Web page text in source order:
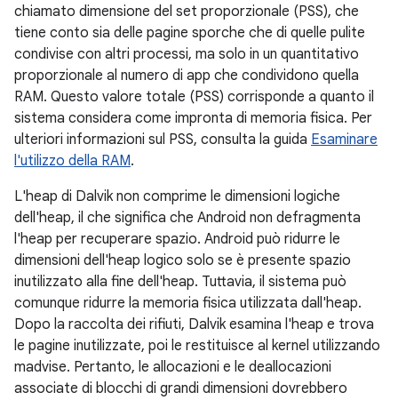
chiamato dimensione del set proporzionale (PSS), che
tiene conto sia delle pagine sporche che di quelle pulite
condivise con altri processi, ma solo in un quantitativo
proporzionale al numero di app che condividono quella
RAM. Questo valore totale (PSS) corrisponde a quanto il
sistema considera come impronta di memoria fisica. Per
ulteriori informazioni sul PSS, consulta la guida Esaminare
l'utilizzo della RAM.
L'heap di Dalvik non comprime le dimensioni logiche
dell'heap, il che significa che Android non defragmenta
l'heap per recuperare spazio. Android può ridurre le
dimensioni dell'heap logico solo se è presente spazio
inutilizzato alla fine dell'heap. Tuttavia, il sistema può
comunque ridurre la memoria fisica utilizzata dall'heap.
Dopo la raccolta dei rifiuti, Dalvik esamina l'heap e trova
le pagine inutilizzate, poi le restituisce al kernel utilizzando
madvise. Pertanto, le allocazioni e le deallocazioni
associate di blocchi di grandi dimensioni dovrebbero